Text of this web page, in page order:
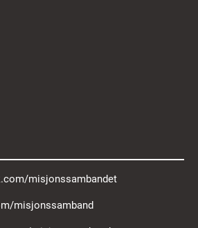
misjonssambandet
misjonssamband